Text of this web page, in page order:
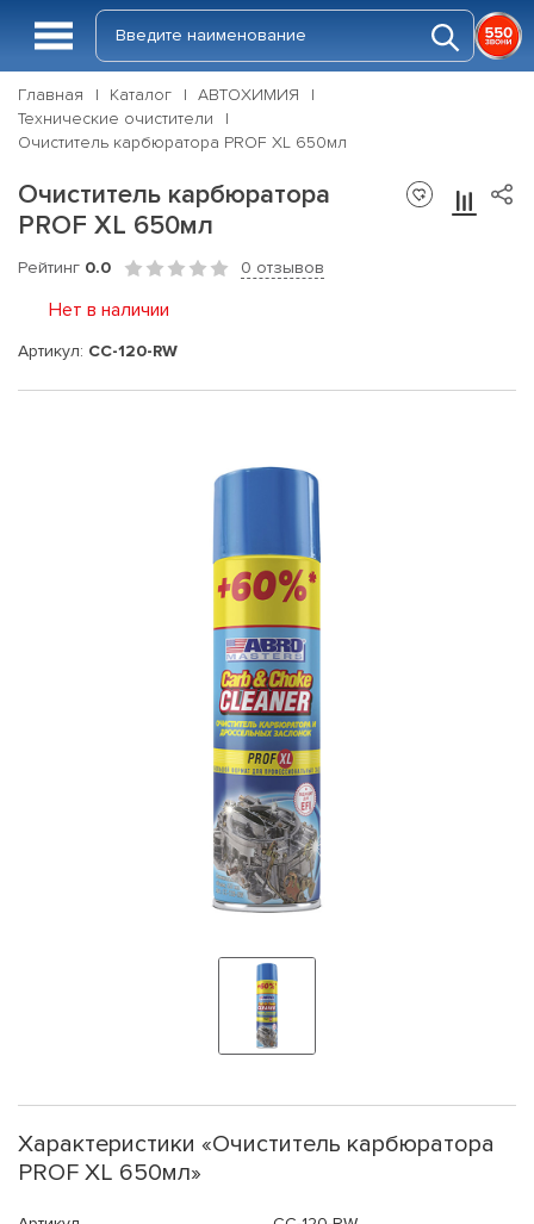
Главная Каталог
АВТОХИМИЯ
Технические очистители
Очиститель карбюратора PROF XL 650мл
Очиститель карбюратора
PROF XL 650мл
Рейтинг 0.0 0 отзывов
Нет в наличии
Артикул: CC-120-RW
Характеристики «Очиститель карбюратора
PROF XL 650мл»